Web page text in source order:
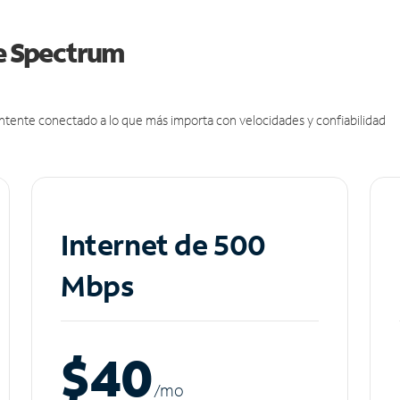
Spectrum
conectado a lo que más importa con velocidades y confiabilidad
Internet de 500
Mbps
$40/mo